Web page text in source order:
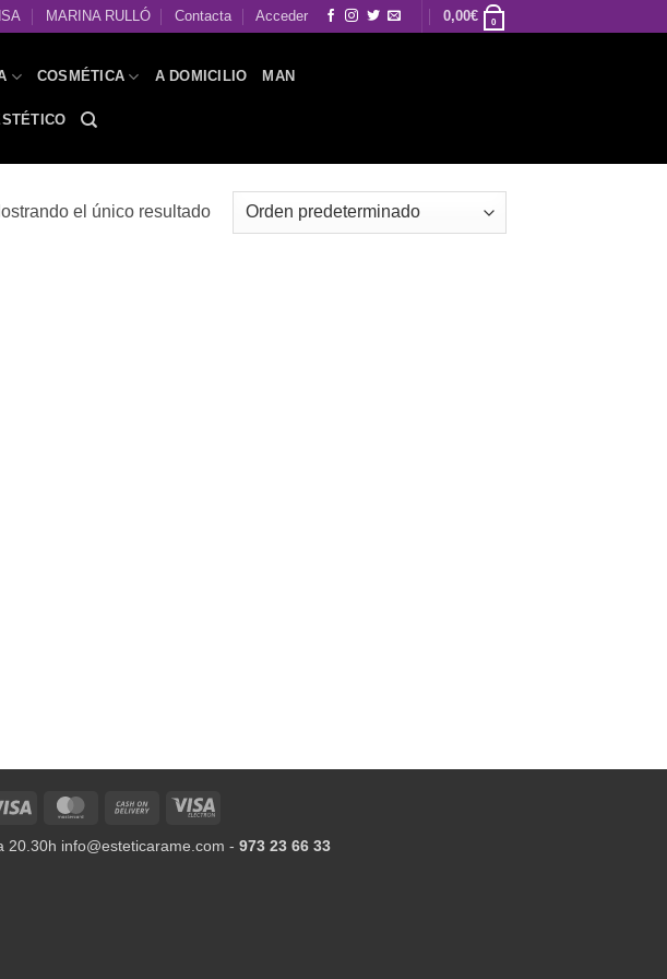
MARINA RULLÓ Contacta Acceder 0,00€ 0
COSMÉTICA A DOMICILIO MAN
el único resultado
Visa MasterCardCash
Delivery
Visa
20.30h info@esteticarame.com - 973 23 66 33